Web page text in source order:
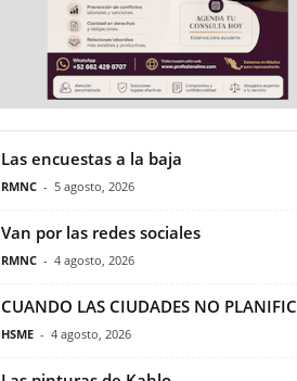
Las encuestas a la baja
RMNC - 5 agosto, 2026
Van por las redes sociales
RMNC - 4 agosto, 2026
CUANDO LAS CIUDADES NO
HSME - 4 agosto, 2026